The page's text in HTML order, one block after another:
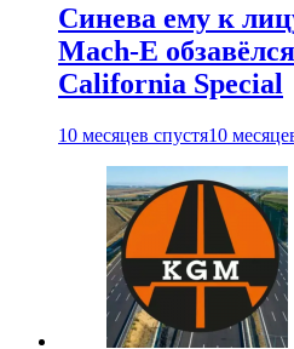
Синева ему к
Mach-E
California Special
10 месяцев спустя10